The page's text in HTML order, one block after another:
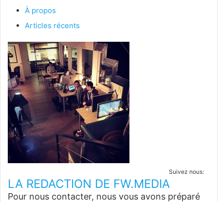
À propos
Articles récents
Suivez nous:
LA REDACTION DE FW.MEDIA
Pour nous contacter, nous vous avons préparé